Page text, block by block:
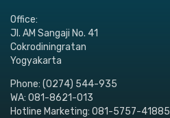
Office:
Jl. AM Sangaji No. 41
Cokrodiningratan
Yogyakarta
Phone: (0274) 544-935
WA: 081-8621-013
Hotline Marketing: 081-5757-41885